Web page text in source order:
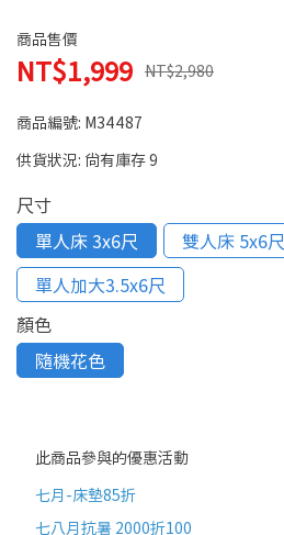
商品售價
NT$1,999 NT$2,980
商品編號: M34487
供貨狀況: 尚有庫存 9
尺寸
單人床 3x6尺
雙人床 5x6尺
單人加大3.5x6尺
顏色
隨機花色
此商品參與的優惠活動
七月-床墊85折
七八月抗暑 2000折100